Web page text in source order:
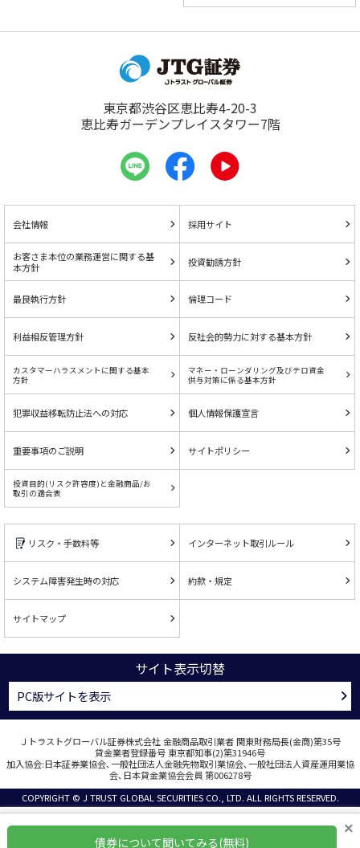
東京都渋谷区恵比寿4-20-3
恵比寿ガーデンプレイスタワー7階
会社情報 採用サイト
お客さま本位の業務運営に関する基
本方針
投資勧誘方針
最良執行方針 倫理コード
利益相反管理方針 反社会的勢力に対する基本方針
カスタマーハラスメントに関する基本
方針
マネー・ローンダリング及びテロ資金
供与対策に係る基本方針
犯罪収益移転防止法への対応 個人情報保護宣言
重要事項のご説明 サイトポリシー
投資目的(リスク許容度)と金融商品/お
取引の適合表
リスク・手数料等 インターネット取引ルール
システム障害発生時の対応 約款・規定
サイトマップ
サイト表示切替
PC版サイトを表示
Ｊトラストグローバル証券株式会社 金融商品取引業者 関東財務局長(金商)第35号
貸金業者登録番号 東京都知事(2)第31946号
加入協会:日本証券業協会､一般社団法人金融先物取引業協会､一般社団法人資産運用業協
会､日本貸金業協会会員 第006278号
COPYRIGHT © J TRUST GLOBAL SECURITIES CO., LTD. ALL RIGHTS RESERVED.
×
債券について聞いてみる(無料)